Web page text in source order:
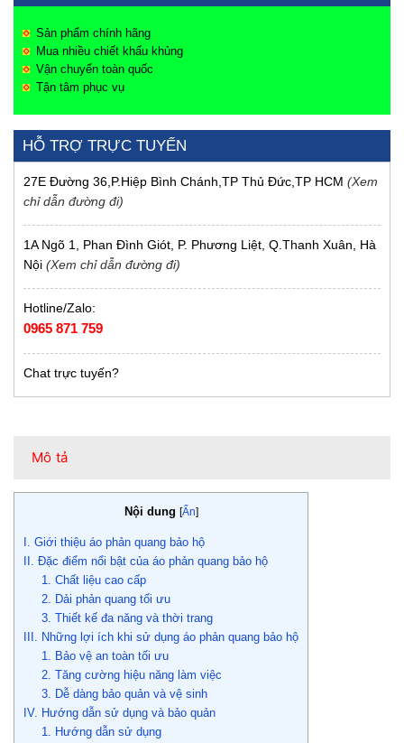
Sản phẩm chính hãng
Mua nhiều chiết khấu khủng
Vận chuyển toàn quốc
Tận tâm phục vụ
HỖ TRỢ TRỰC TUYẾN
27E Đường 36,P.Hiệp Bình Chánh,TP Thủ Đức,TP HCM (Xem
chỉ dẫn đường đi)
1A Ngõ 1, Phan Đình Giót, P. Phương Liệt, Q.Thanh Xuân, Hà
Nội (Xem chỉ dẫn đường đi)
Hotline/Zalo:
0965 871 759
Chat trực tuyến?
Mô tả
Nội dung [Ẩn]
I. Giới thiệu áo phản quang bảo hộ
II. Đặc điểm nổi bật của áo phản quang bảo hộ
1. Chất liệu cao cấp
2. Dải phản quang tối ưu
3. Thiết kế đa năng và thời trang
III. Những lợi ích khi sử dụng áo phản quang bảo hộ
1. Bảo vệ an toàn tối ưu
2. Tăng cường hiệu năng làm việc
3. Dễ dàng bảo quản và vệ sinh
IV. Hướng dẫn sử dụng và bảo quản
1. Hướng dẫn sử dụng